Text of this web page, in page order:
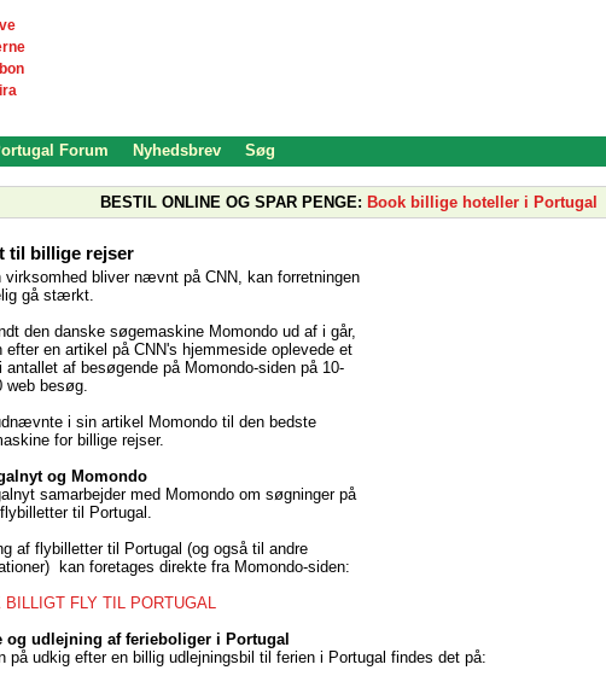
Forum Nyhedsbrev Søg
BESTIL ONLINE OG SPAR PENGE: Book billige hoteller i Portugal
til billige rejser
virksomhed bliver nævnt på CNN, kan forretningen
gå stærkt.
den danske søgemaskine Momondo ud af i går,
efter en artikel på CNN's hjemmeside oplevede et
antallet af besøgende på Momondo-siden på 10-
web besøg.
i sin artikel Momondo til den bedste
for billige rejser.
og Momondo
samarbejder med Momondo om søgninger på
til Portugal.
af flybilletter til Portugal (og også til andre
kan foretages direkte fra Momondo-siden:
BILLIGT FLY TIL PORTUGAL
og udlejning af ferieboliger i Portugal
på udkig efter en billig udlejningsbil til ferien i Portugal findes det på: